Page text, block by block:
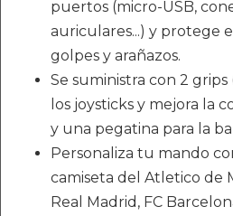
puertos (micro-USB,
auriculares...) y protege
golpes y arañazos.
Se suministra con 2
los joysticks y mejora la
y una pegatina para la
Personaliza tu mando
camiseta del Atletico de
Real Madrid, FC